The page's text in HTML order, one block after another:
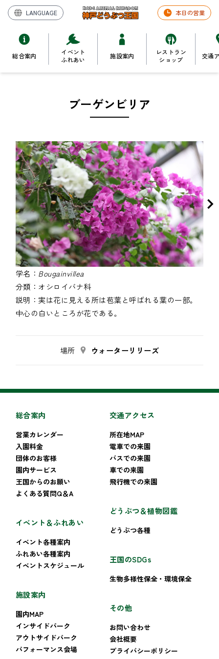
LANGUAGE 本日の営業
総合案内
イベント
ふれあい
施設案内
レストラン
ショップ
交通
ブーゲンビリア
学名： Bougainvillea
分類： オシロイバナ科
説明： 実は花に見える所は苞葉と呼ばれる葉の一部。
中心の白いところが花である。
場所 ウォーターリリーズ
総合案内
営業カレンダー
入園料金
団体のお客様
園内サービス
王国からのお願い
よくある質問Q＆A
イベント＆ふれあい
イベント各種案内
ふれあい各種案内
イベントスケジュール
施設案内
園内MAP
インサイドパーク
アウトサイドパーク
パフォーマンス会場
交通アクセス
所在地MAP
電車での来園
バスでの来園
車での来園
飛行機での来園
どうぶつ＆植物図鑑
どうぶつ各種
王国のSDGs
生物多様性保全・環境保全
その他
お問い合わせ
会社概要
プライバシーポリシー